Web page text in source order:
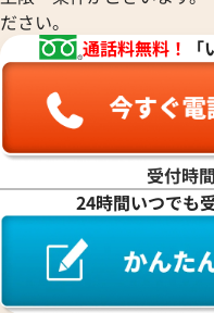
ださい。
通話料無料！
受付時
24時間いつでも